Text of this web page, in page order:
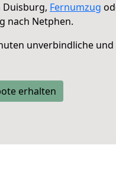
Duisburg, Fernumzug
nach Netphen.
unverbindliche und
erhalten